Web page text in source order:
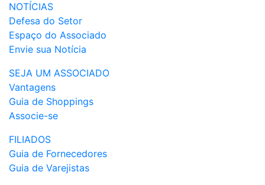
NOTÍCIAS
Defesa do Setor
Espaço do Associado
Envie sua Notícia
SEJA UM ASSOCIADO
Vantagens
Guia de Shoppings
Associe-se
FILIADOS
Guia de Fornecedores
Guia de Varejistas